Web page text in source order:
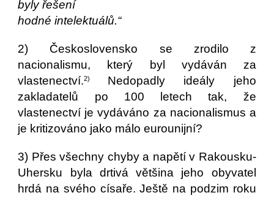
byly řešení
hodné intelektuálů.“
2) Československo se zrodilo z
nacionalismu, který byl vydáván za
vlastenectví.2) Nedopadly ideály jeho
zakladatelů po 100 letech tak, že
vlastenectví je vydáváno za nacionalismus a
je kritizováno jako málo eurounijní?
3) Přes všechny chyby a napětí v Rakousku-
Uhersku byla drtivá většina jeho obyvatel
hrdá na svého císaře. Ještě na podzim roku